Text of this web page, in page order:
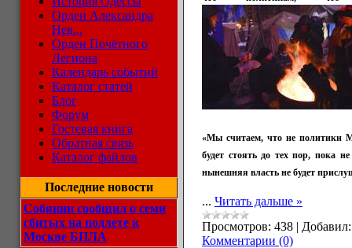
Орден Александра
Нев...
Орден Почётного
Легиона
Календарь событий
Каталог статей
Блог
Форум
Гостевая книга
Обратная связь
Каталог файлов
Последние новости
Собянин сообщил о семи
сбитых на подлете к
Москве БПЛА
«Мы считаем, что не политики
будет стоять до тех пор, пока
нынешняя власть не будет
... Читать дальше »
Просмотров: 438 | Добавил:
Комментарии (0)